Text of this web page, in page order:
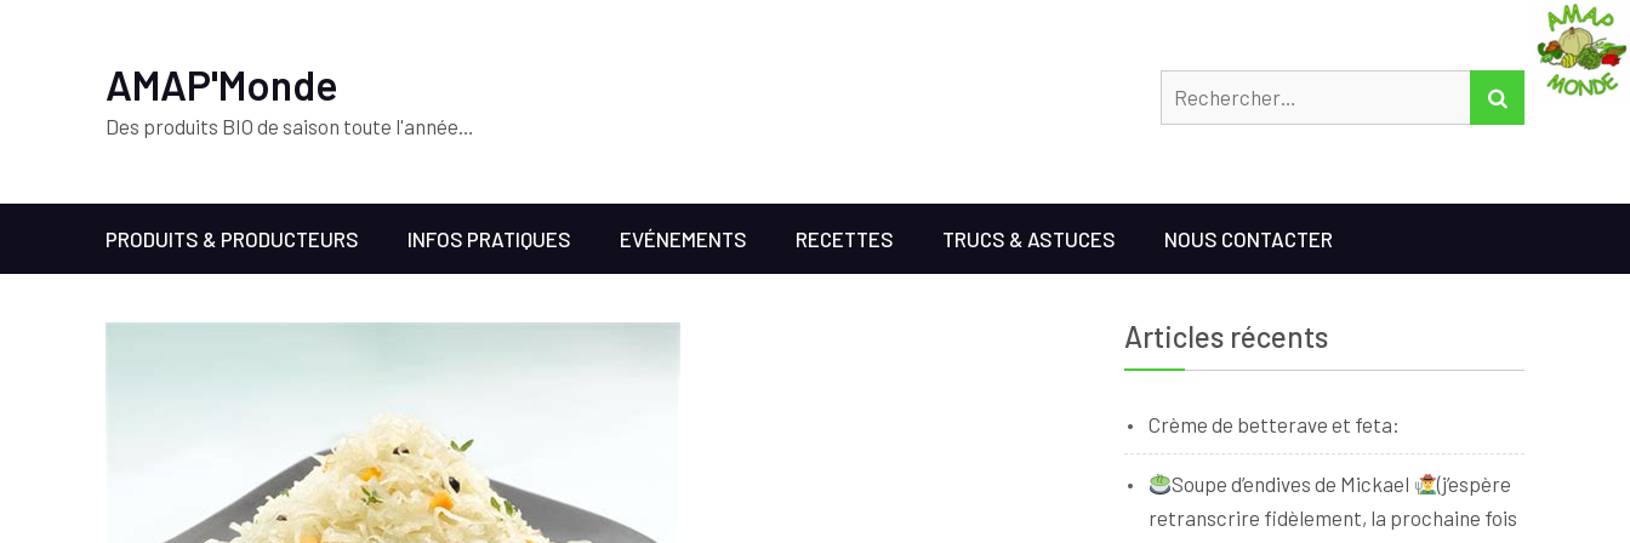
AMAP'Monde
Des produits BIO de saison toute l'année…
RECHERCHER
PRODUITS & PRODUCTEURS INFOS PRATIQUES EVÉNEMENTS RECETTES TRUCS & ASTUCES NOUS CONTACTER
Articles récents
Crème de betterave et feta:
Soupe d’endives de Mickael
(j’espère
retranscrire fidèlement, la prochaine fois